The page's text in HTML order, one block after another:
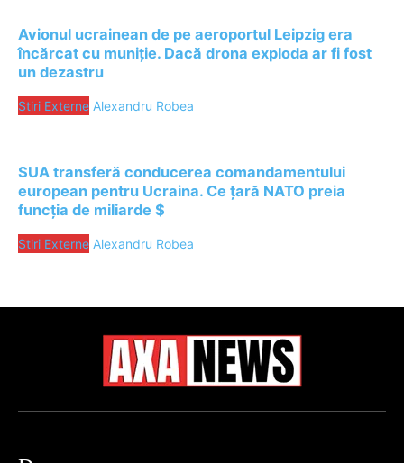
Avionul ucrainean de pe aeroportul Leipzig era
încărcat cu muniție. Dacă drona exploda ar fi fost
un dezastru
Stiri Externe Alexandru Robea
SUA transferă conducerea comandamentului
european pentru Ucraina. Ce țară NATO preia
funcția de miliarde $
Stiri Externe Alexandru Robea